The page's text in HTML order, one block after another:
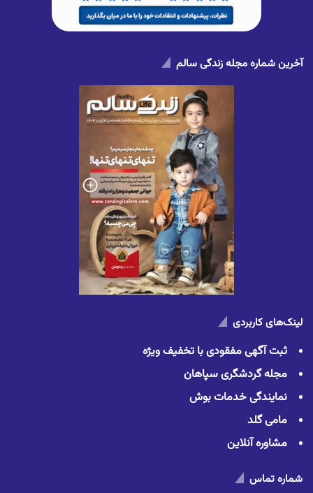
آخرین شماره مجله زندگی سالم
لینک‌های کاربردی
ثبت آگهی مفقودی با تخفیف ویژه
مجله گردشگری سپاهان
نمایندگی خدمات بوش
مامی گلد
مشاوره آنلاین
شماره تماس